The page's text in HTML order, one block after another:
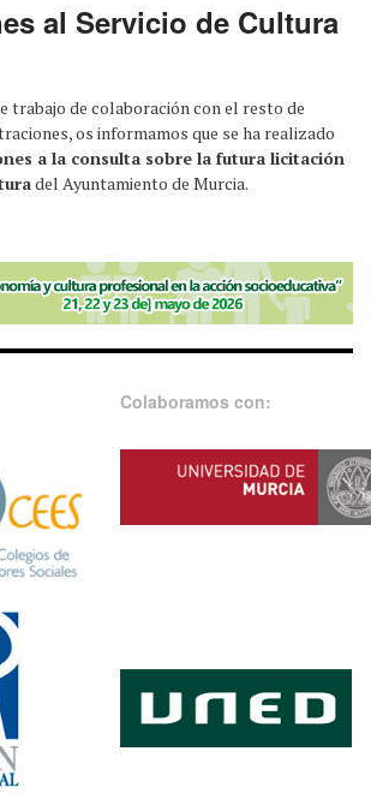
al Servicio de Cultura
trabajo de colaboración con el resto de
os informamos que se ha realizado
a la consulta sobre la futura licitación
del Ayuntamiento de Murcia.
Colaboramos con: